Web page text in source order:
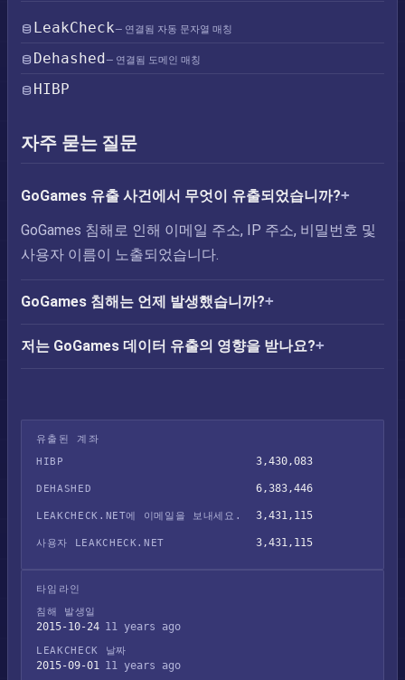
LeakCheck— 연결됨 자동 문자열 매칭
Dehashed— 연결됨 도메인 매칭
HIBP
자주 묻는 질문
GoGames 유출 사건에서 무엇이 유출되었습니까?
GoGames 침해로 인해 이메일 주소, IP 주소, 비밀번호 및
사용자 이름이 노출되었습니다.
GoGames 침해는 언제 발생했습니까?
저는 GoGames 데이터 유출의 영향을 받나요?
유출된 계좌
HIBP
3,430,083
DEHASHED 6,383,446
LEAKCHECK.NET에 이메일을 보내세요. 3,431,115
사용자 LEAKCHECK.NET 3,431,115
타임라인
침해 발생일
2015-10-24 11 years ago
LEAKCHECK 날짜
2015-09-01 11 years ago